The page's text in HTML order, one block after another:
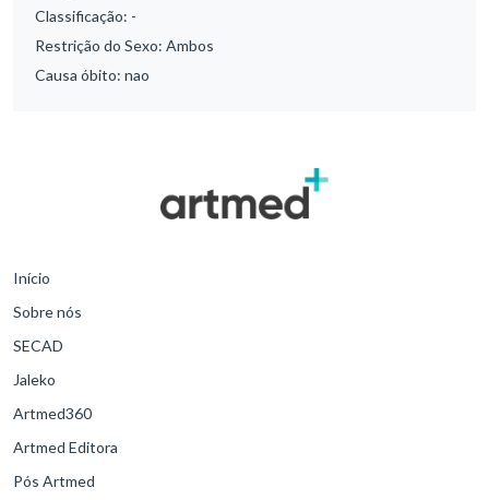
Classificação: -
Restrição do Sexo: Ambos
Causa óbito: nao
Início
Sobre nós
SECAD
Jaleko
Artmed360
Artmed Editora
Pós Artmed